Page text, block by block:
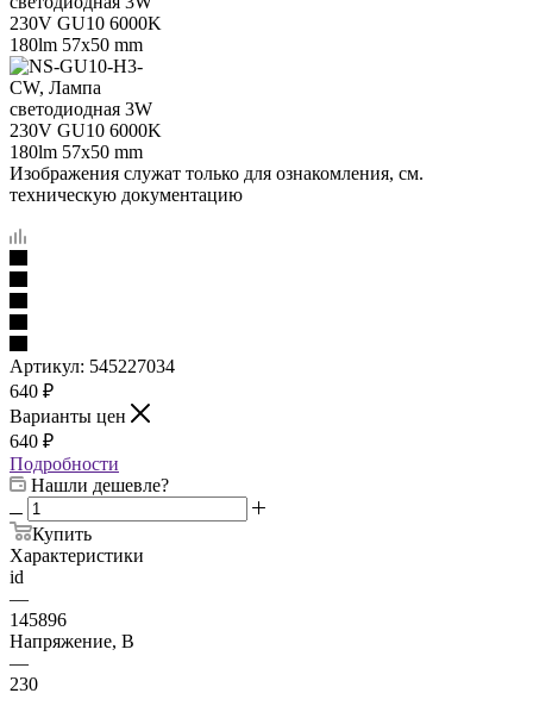
Изображения служат только для ознакомления, см.
техническую документацию
Артикул: 545227034
640 ₽
Варианты цен
640 ₽
Подробности
Нашли дешевле?
Купить
Характеристики
id
—
145896
Напряжение, В
—
230